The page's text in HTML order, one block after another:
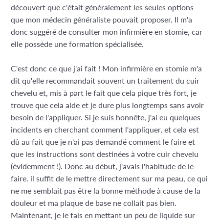
découvert que c'était généralement les seules options
que mon médecin généraliste pouvait proposer. Il m'a
donc suggéré de consulter mon infirmière en stomie, car
elle possède une formation spécialisée.
C'est donc ce que j'ai fait ! Mon infirmière en stomie m'a
dit qu'elle recommandait souvent un traitement du cuir
chevelu et, mis à part le fait que cela pique très fort, je
trouve que cela aide et je dure plus longtemps sans avoir
besoin de l'appliquer. Si je suis honnête, j'ai eu quelques
incidents en cherchant comment l'appliquer, et cela est
dû au fait que je n'ai pas demandé comment le faire et
que les instructions sont destinées à votre cuir chevelu
(évidemment !). Donc au début, j'avais l'habitude de le
faire. il suffit de le mettre directement sur ma peau, ce qui
ne me semblait pas être la bonne méthode à cause de la
douleur et ma plaque de base ne collait pas bien.
Maintenant, je le fais en mettant un peu de liquide sur